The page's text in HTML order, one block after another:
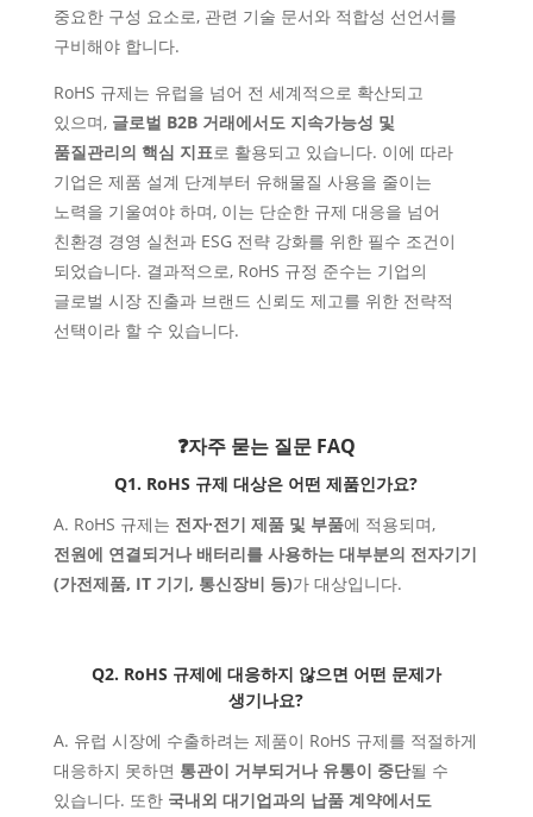
중요한 구성 요소로, 관련 기술 문서와 적합성 선언서를
구비해야 합니다.
RoHS 규제는 유럽을 넘어 전 세계적으로 확산되고
있으며, 글로벌 B2B 거래에서도 지속가능성 및
품질관리의 핵심 지표로 활용되고 있습니다. 이에 따라
기업은 제품 설계 단계부터 유해물질 사용을 줄이는
노력을 기울여야 하며, 이는 단순한 규제 대응을 넘어
친환경 경영 실천과 ESG 전략 강화를 위한 필수 조건이
되었습니다. 결과적으로, RoHS 규정 준수는 기업의
글로벌 시장 진출과 브랜드 신뢰도 제고를 위한 전략적
선택이라 할 수 있습니다.
❓자주 묻는 질문 FAQ
Q1. RoHS 규제 대상은 어떤 제품인가요?
A. RoHS 규제는 전자∙전기 제품 및 부품에 적용되며,
전원에 연결되거나 배터리를 사용하는 대부분의 전자기기
(가전제품, IT 기기, 통신장비 등)가 대상입니다.
Q2. RoHS 규제에 대응하지 않으면 어떤 문제가
생기나요?
A. 유럽 시장에 수출하려는 제품이 RoHS 규제를 적절하게
대응하지 못하면 통관이 거부되거나 유통이 중단될 수
있습니다. 또한 국내외 대기업과의 납품 계약에서도